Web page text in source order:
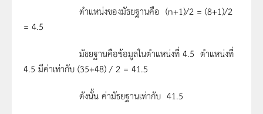
ตำแหน่งของมัธยฐานคือ (n+1)/2 = (8+1)/2
= 4.5
มัธยฐานคือข้อมูลในตำแหน่งที่ 4.5 ตำแหน่งที่
4.5 มีค่าเท่ากับ (35+48) / 2 = 41.5
ดังนั้น ค่ามัธยฐานเท่ากับ 41.5